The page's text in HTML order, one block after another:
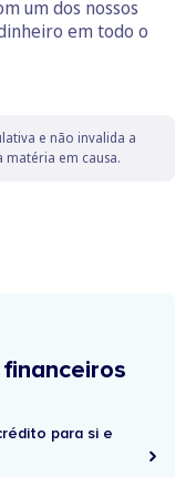
um dos nossos
em todo o
e não invalida a
em causa.
para si e